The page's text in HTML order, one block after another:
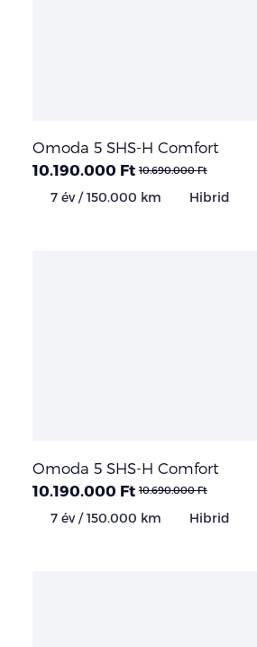
Omoda 5 SHS-H Comfort
10.190.000 Ft 10.690.000 Ft
7 év / 150.000 km Hibrid
Omoda 5 SHS-H Comfort
10.190.000 Ft 10.690.000 Ft
7 év / 150.000 km Hibrid